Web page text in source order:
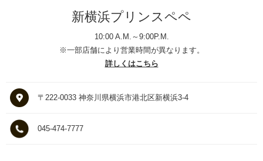
新横浜プリンスペペ
10:00 A.M.～9:00P.M.
※一部店舗により営業時間が異なります。
詳しくはこちら
〒222-0033 神奈川県横浜市港北区新横浜3-4
045-474-7777